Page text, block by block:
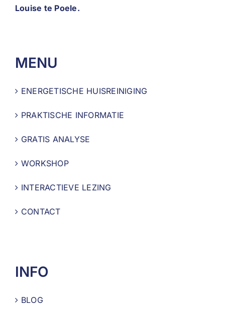
Louise te Poele.
MENU
ENERGETISCHE HUISREINIGING
PRAKTISCHE INFORMATIE
GRATIS ANALYSE
WORKSHOP
INTERACTIEVE LEZING
CONTACT
INFO
BLOG